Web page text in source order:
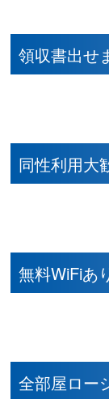
領収書出せ
同性利用大
無料WiFiあ
全部屋ロー